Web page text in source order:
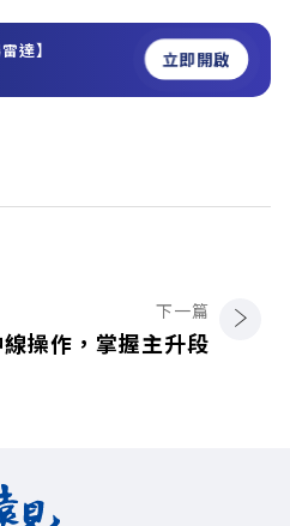
達】 立即開啟
下一篇
線操作，掌握主升段